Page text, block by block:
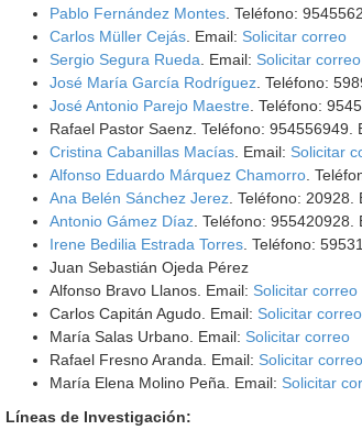
Pablo Fernández Montes . Teléfono:
Carlos Müller Cejás . Email: Solicitar correo
Sergio Segura Rueda . Email: Solicitar correo
José María García Rodríguez . Teléfono:
José Antonio Parejo Maestre . Teléfono:
Rafael Pastor Saenz. Teléfono: 954556949.
Cristina Cabanillas Macías . Email: Solicitar
Alfonso Eduardo Márquez Chamorro .
Ana Belén Sánchez Jerez . Teléfono: 20928.
Antonio Gámez Díaz . Teléfono: 955420928.
Irene Bedilia Estrada Torres . Teléfono:
Juan Sebastián Ojeda Pérez
Alfonso Bravo Llanos. Email: Solicitar correo
Carlos Capitán Agudo. Email: Solicitar correo
María Salas Urbano. Email: Solicitar correo
Rafael Fresno Aranda. Email: Solicitar correo
María Elena Molino Peña. Email: Solicitar
Líneas de Investigación: